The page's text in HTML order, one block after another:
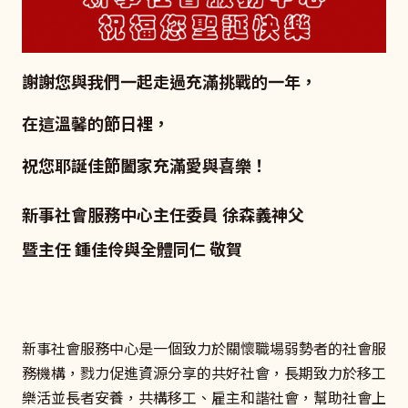
謝謝您與我們一起走過充滿挑戰的一年，
在這溫馨的節日裡，
祝您耶誕佳節闔家充滿愛與喜樂！​
新事社會服務中心主任委員 徐森義神父
暨主任 鍾佳伶與全體同仁 敬賀
新事社會服務中心是一個致力於關懷職場弱勢者的社會服
務機構，戮力促進資源分享的共好社會，長期致力於移工
樂活並長者安養，共構移工、雇主和諧社會，幫助社會上